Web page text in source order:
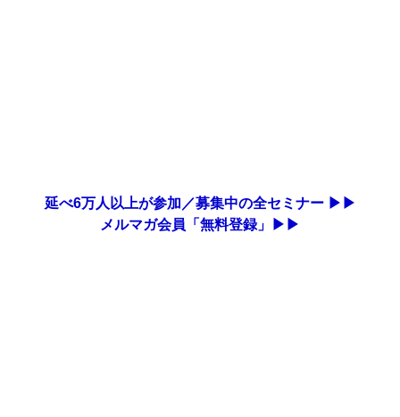
延べ6万人以上が参加／募集中の全セミナー ▶▶
メルマガ会員「無料登録」▶▶